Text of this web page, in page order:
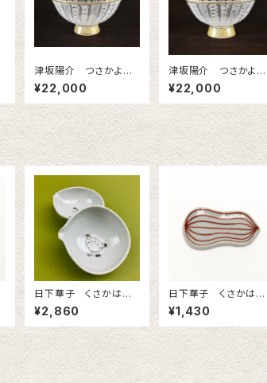
津坂陽介 つさかよう
すけ 茶碗 レースガ
ラス 2
¥22,000
津坂陽介 つさかよう
すけ 茶碗 レースガ
ラス
¥22,000
日下華子 くさかはな
こ 九谷焼 らいちょう
片口
¥2,860
日下華子 くさかはな
こ 九谷焼 ひょうたん
豆皿（シマ）赤
¥1,430